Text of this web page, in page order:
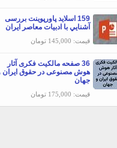
159 اسلاید پاورپوینت بررسی
آشنايي با ادبيات معاصر ايران
قیمت: 145,000 تومان
36 صفحه مالکیت فکری آثار
هوش مصنوعی در حقوق ایران
جهان
قیمت: 175,000 تومان